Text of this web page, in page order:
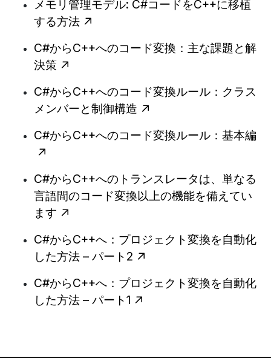
メモリ管理モデル: C#コードをC++に移植
する方法
C#からC++へのコード変換：主な課題と解
決策
C#からC++へのコード変換ルール：クラス
メンバーと制御構造
C#からC++へのコード変換ルール：基本編
C#からC++へのトランスレータは、単なる
言語間のコード変換以上の機能を備えてい
ます
C#からC++へ：プロジェクト変換を自動化
した方法 – パート2
C#からC++へ：プロジェクト変換を自動化
した方法 – パート1